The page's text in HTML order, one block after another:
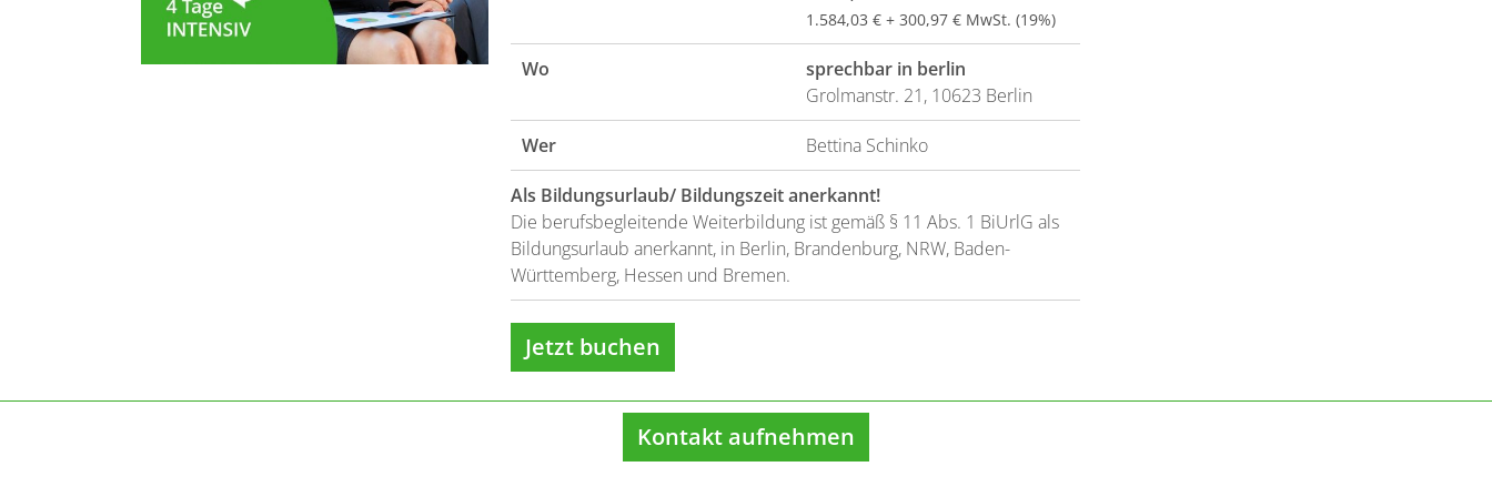
1.584,03 € + 300,97 € MwSt. (19%)
Wo
sprechbar in berlin
Grolmanstr. 21, 10623 Berlin
Wer Bettina Schinko
Als Bildungsurlaub/ Bildungszeit anerkannt!
Die berufsbegleitende Weiterbildung ist gemäß § 11 Abs. 1 BiUrlG als
Bildungsurlaub anerkannt, in Berlin, Brandenburg, NRW, Baden-
Württemberg, Hessen und Bremen.
Jetzt buchen
Kontakt aufnehmen